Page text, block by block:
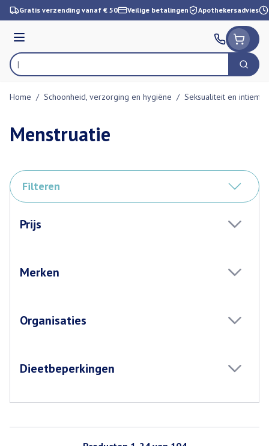
Ga naar de inhoud
Gratis verzending vanaf € 50 Veilige betalingen Apothekersadvies
Menu
Product, merk, categorie... Zoek
Home / Schoonheid, verzorging en hygiëne / Seksualiteit en intieme
Menstruatie
Filteren
Prijs
Merken
Organisaties
Dieetbeperkingen